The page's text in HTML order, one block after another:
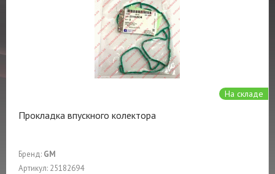
На складе
Прокладка впускного колектора
Бренд: GM
Артикул: 25182694